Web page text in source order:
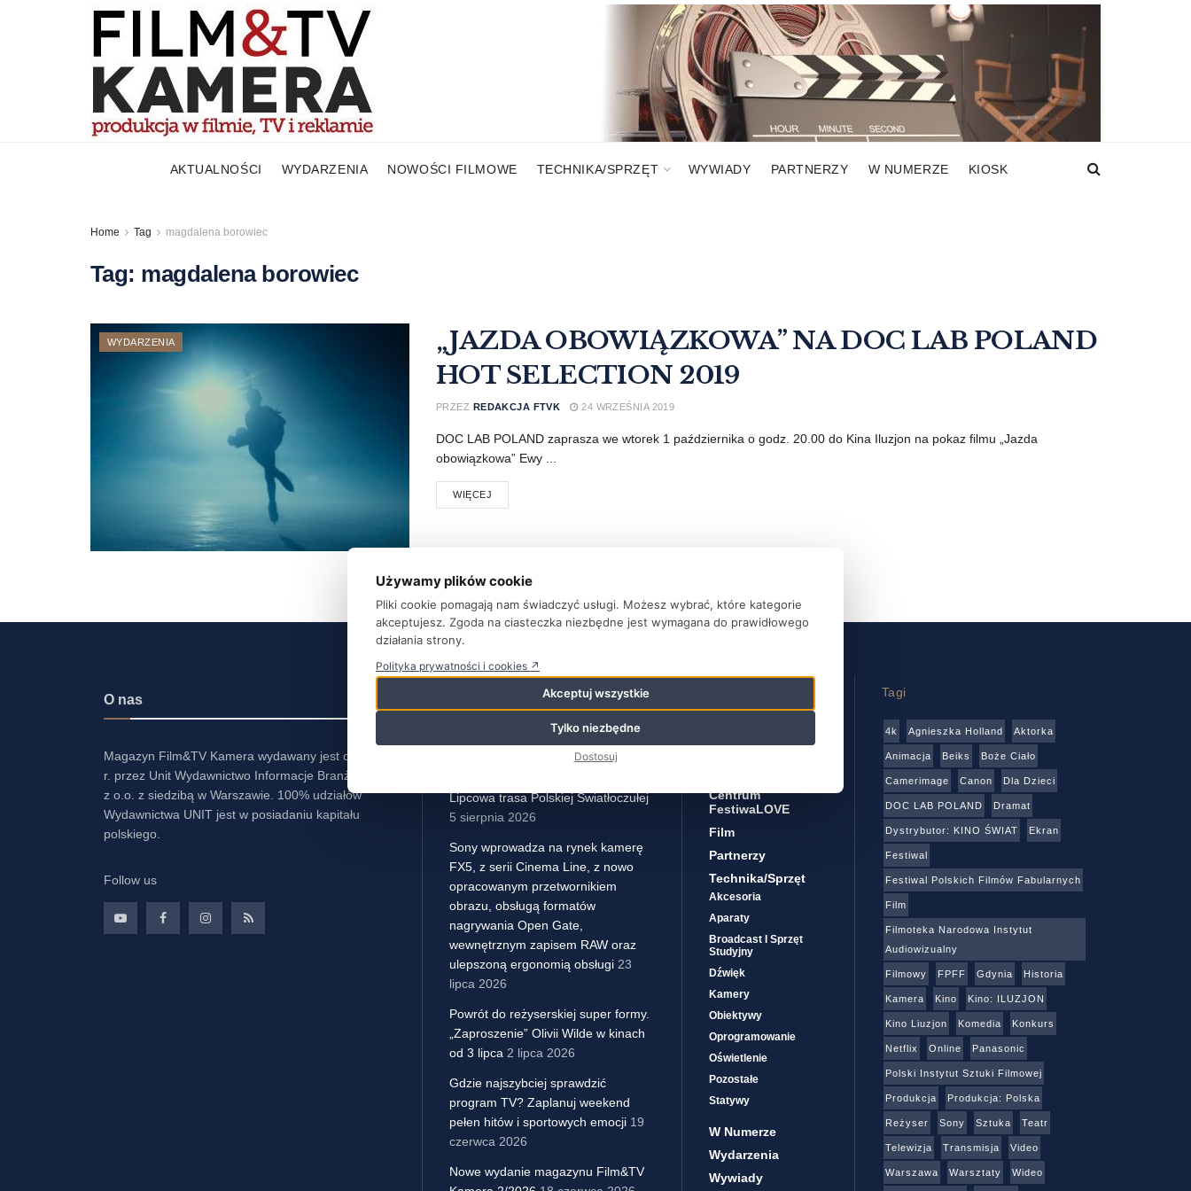
AKTUALNOŚCI WYDARZENIA NOWOŚCI FILMOWE TECHNIKA/SPRZĘT WYWIADY PARTNERZY W NUMERZE KIOSK
Home Tag magdalena borowiec
Tag: magdalena borowiec
WYDARZENIA
„JAZDA OBOWIĄZKOWA” NA DOC LAB POLAND
HOT SELECTION 2019
PRZEZ REDAKCJA FTVK 24 WRZEŚNIA 2019
DOC LAB POLAND zaprasza we wtorek 1 października o godz. 20.00 do Kina Iluzjon na pokaz filmu „Jazda
obowiązkowa” Ewy ...
WIĘCEJ
O nas
Magazyn Film&TV Kamera wydawany jest od 2001
r. przez Unit Wydawnictwo Informacje Branżowe Sp.
z o.o. z siedzibą w Warszawie. 100% udziałów
Wydawnictwa UNIT jest w posiadaniu kapitału
polskiego.
Follow us
Najnowsze wpisy
Nagrody Polish Days 2026 6
sierpnia 2026
Lipcowa trasa Polskiej Światłoczułej
5 sierpnia 2026
Sony wprowadza na rynek kamerę
FX5, z serii Cinema Line, z nowo
opracowanym przetwornikiem
obrazu, obsługą formatów
nagrywania Open Gate,
wewnętrznym zapisem RAW oraz
ulepszoną ergonomią obsługi 23
lipca 2026
Powrót do reżyserskiej super formy.
„Zaproszenie” Olivii Wilde w kinach
od 3 lipca 2 lipca 2026
Gdzie najszybciej sprawdzić
program TV? Zaplanuj weekend
pełen hitów i sportowych emocji 19
czerwca 2026
Nowe wydanie magazynu Film&TV
Baza Adresowa
Centrum
FestiwaLOVE
Film
Partnerzy
Technika/sprzęt
Akcesoria
Aparaty
Broadcast I Sprzęt
Studyjny
Dźwięk
Kamery
Obiektywy
Oprogramowanie
Oświetlenie
Pozostałe
Statywy
W Numerze
Wydarzenia
Wywiady
Tagi
4k Agnieszka Holland Aktorka
Animacja Beiks Boże Ciało
Camerimage Canon Dla Dzieci
DOC LAB POLAND Dramat
Dystrybutor: KINO ŚWIAT Ekran
Festiwal
Festiwal Polskich Filmów Fabularnych
Film
Filmoteka Narodowa Instytut
Audiowizualny
Filmowy FPFF Gdynia Historia
Kamera Kino Kino: ILUZJON
Kino Liuzjon Komedia Konkurs
Netflix Online Panasonic
Polski Instytut Sztuki Filmowej
Produkcja Produkcja: Polska
Reżyser Sony Sztuka Teatr
Telewizja Transmisja Video
Warszawa Warsztaty Wideo
Używamy plików cookie
Pliki cookie pomagają nam świadczyć usługi. Możesz wybrać, które kategorie
akceptujesz. Zgoda na ciasteczka niezbędne jest wymagana do prawidłowego
działania strony.
Polityka prywatności i cookies ↗
Akceptuj wszystkie
Tylko niezbędne
Dostosuj